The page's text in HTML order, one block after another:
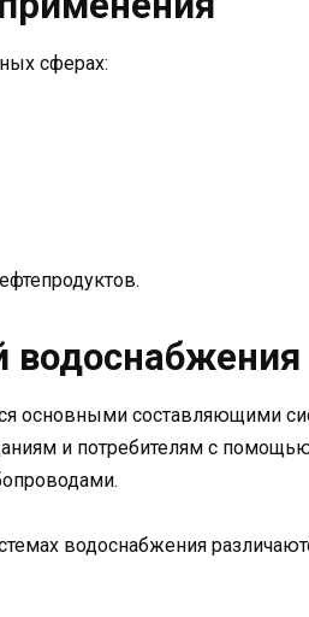
сферах:
водоснабжения
основными составляющими
и потребителям с
водоснабжения